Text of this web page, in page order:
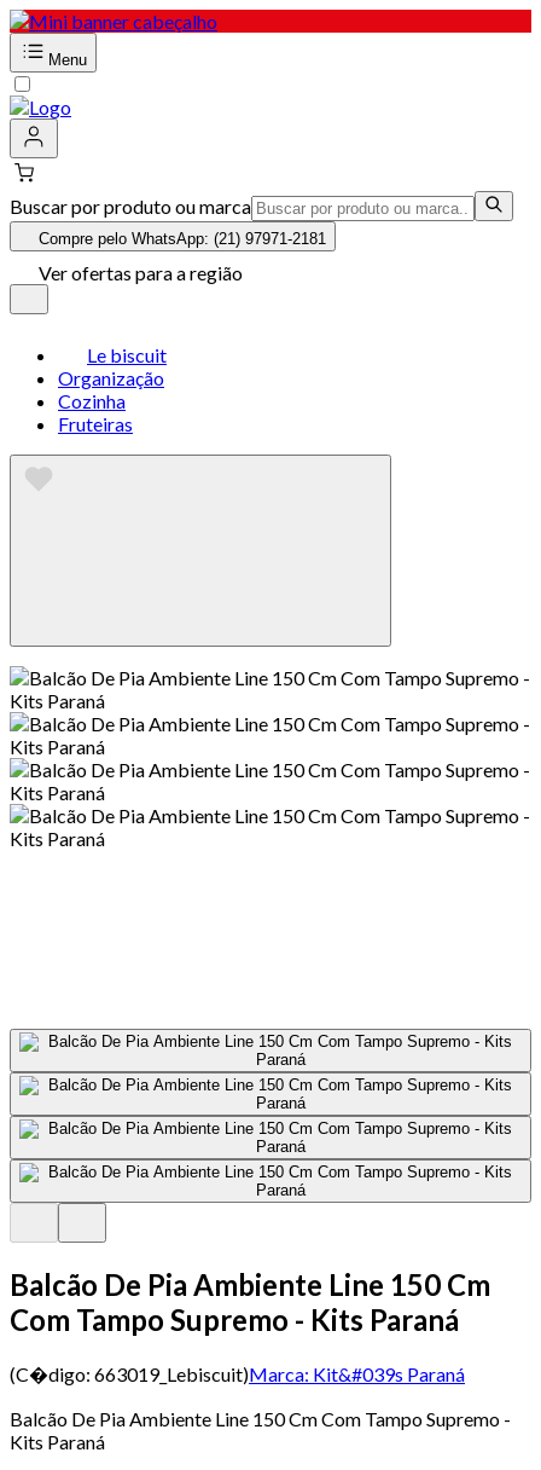
Menu
Buscar por produto ou marca
Compre pelo WhatsApp: (21) 97971-2181
Ver ofertas para a região
Le biscuit
Organização
Cozinha
Fruteiras
Balcão De Pia Ambiente Line 150 Cm
Com Tampo Supremo - Kits Paraná
(C�digo: 663019_Lebiscuit)Marca: Kit&#039s Paraná
Balcão De Pia Ambiente Line 150 Cm Com Tampo Supremo -
Kits Paraná